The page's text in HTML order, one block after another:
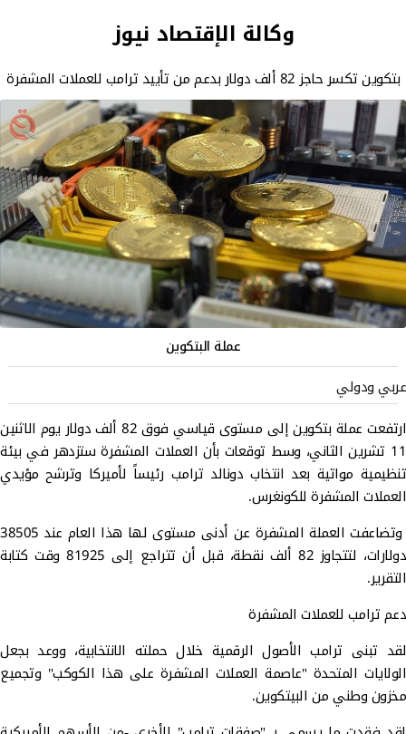
وكالة الإقتصاد نيوز
بتكوين تكسر حاجز 82 ألف دولار بدعم من تأييد ترامب للعملات المشفرة
عملة البتكوين
عربي ودولي
ارتفعت عملة بتكوين إلى مستوى قياسي فوق 82 ألف دولار يوم الاثنين
11 تشرين الثاني، وسط توقعات بأن العملات المشفرة ستزدهر في بيئة
تنظيمية مواتية بعد انتخاب دونالد ترامب رئيساً لأميركا وترشح مؤيدي
العملات المشفرة للكونغرس.
وتضاعفت العملة المشفرة عن أدنى مستوى لها هذا العام عند 38505
دولارات، لتتجاوز 82 ألف نقطة، قبل أن تتراجع إلى 81925 وقت كتابة
التقرير.
دعم ترامب للعملات المشفرة
لقد تبنى ترامب الأصول الرقمية خلال حملته الانتخابية، ووعد بجعل
الولايات المتحدة "عاصمة العملات المشفرة على هذا الكوكب" وتجميع
مخزون وطني من البيتكوين.